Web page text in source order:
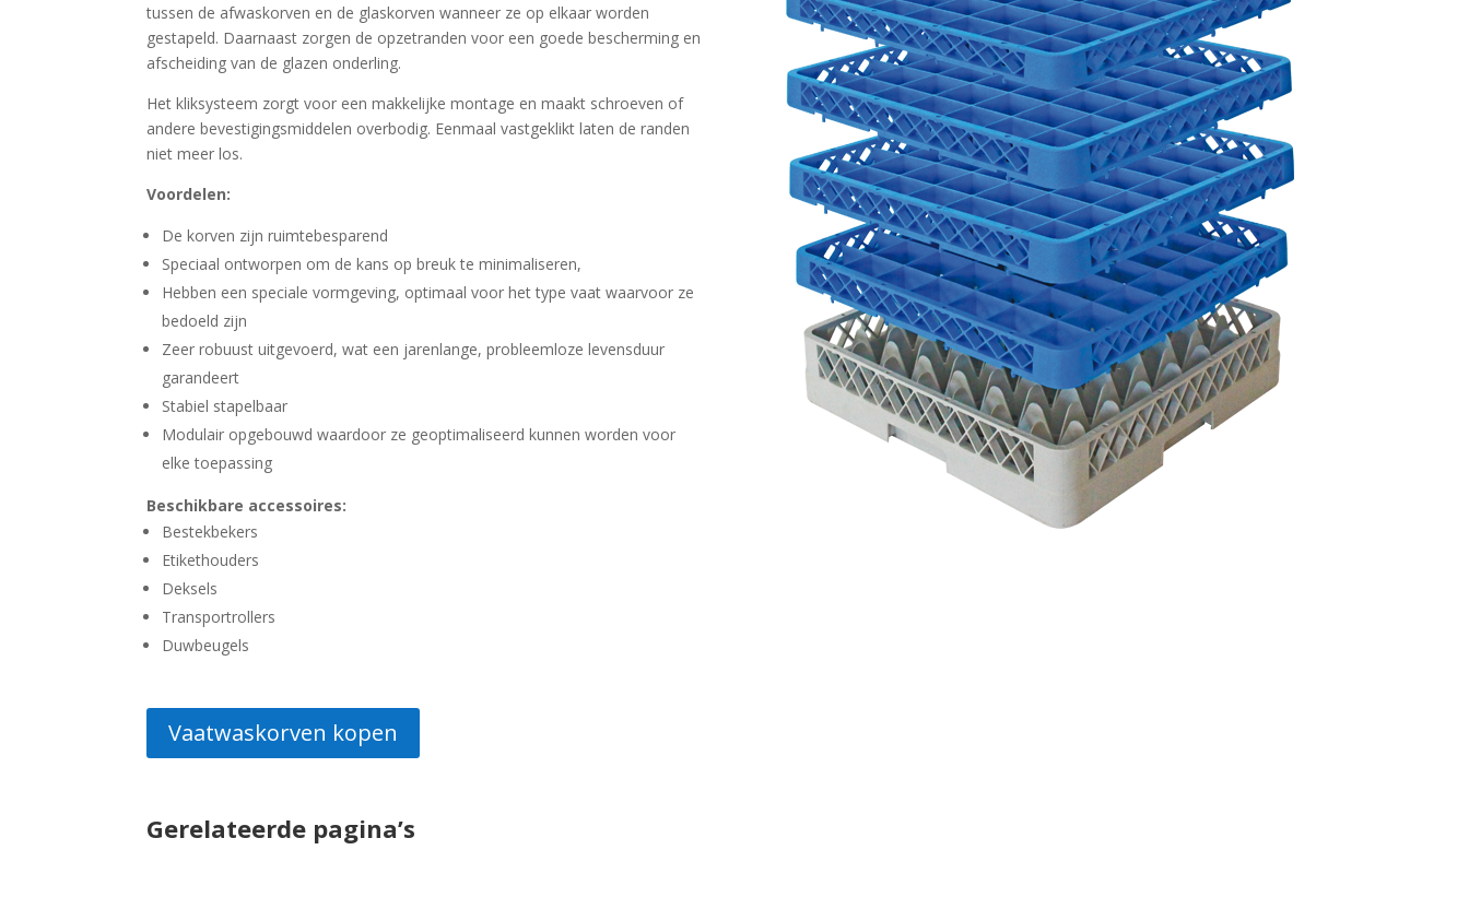
tussen de afwaskorven en de glaskorven wanneer ze op elkaar worden
gestapeld. Daarnaast zorgen de opzetranden voor een goede bescherming en
afscheiding van de glazen onderling.
Het kliksysteem zorgt voor een makkelijke montage en maakt schroeven of
andere bevestigingsmiddelen overbodig. Eenmaal vastgeklikt laten de randen
niet meer los.
Voordelen:
De korven zijn ruimtebesparend
Speciaal ontworpen om de kans op breuk te minimaliseren,
Hebben een speciale vormgeving, optimaal voor het type vaat waarvoor ze
bedoeld zijn
Zeer robuust uitgevoerd, wat een jarenlange, probleemloze levensduur
garandeert
Stabiel stapelbaar
Modulair opgebouwd waardoor ze geoptimaliseerd kunnen worden voor
elke toepassing
Beschikbare accessoires:
Bestekbekers
Etikethouders
Deksels
Transportrollers
Duwbeugels
Vaatwaskorven kopen
Gerelateerde pagina’s